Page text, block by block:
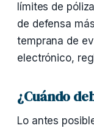
límites de
de defensa
temprana de
electrónico,
¿Cuándo
Lo antes